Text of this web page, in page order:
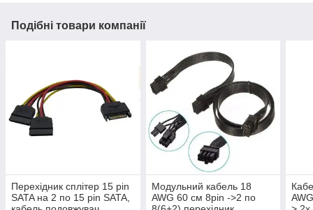
Подібні товари компанії
Перехідник сплітер 15 pin
SATA на 2 по 15 pin SATA,
Модульний кабель 18
AWG 60 см 8pin ->2 по